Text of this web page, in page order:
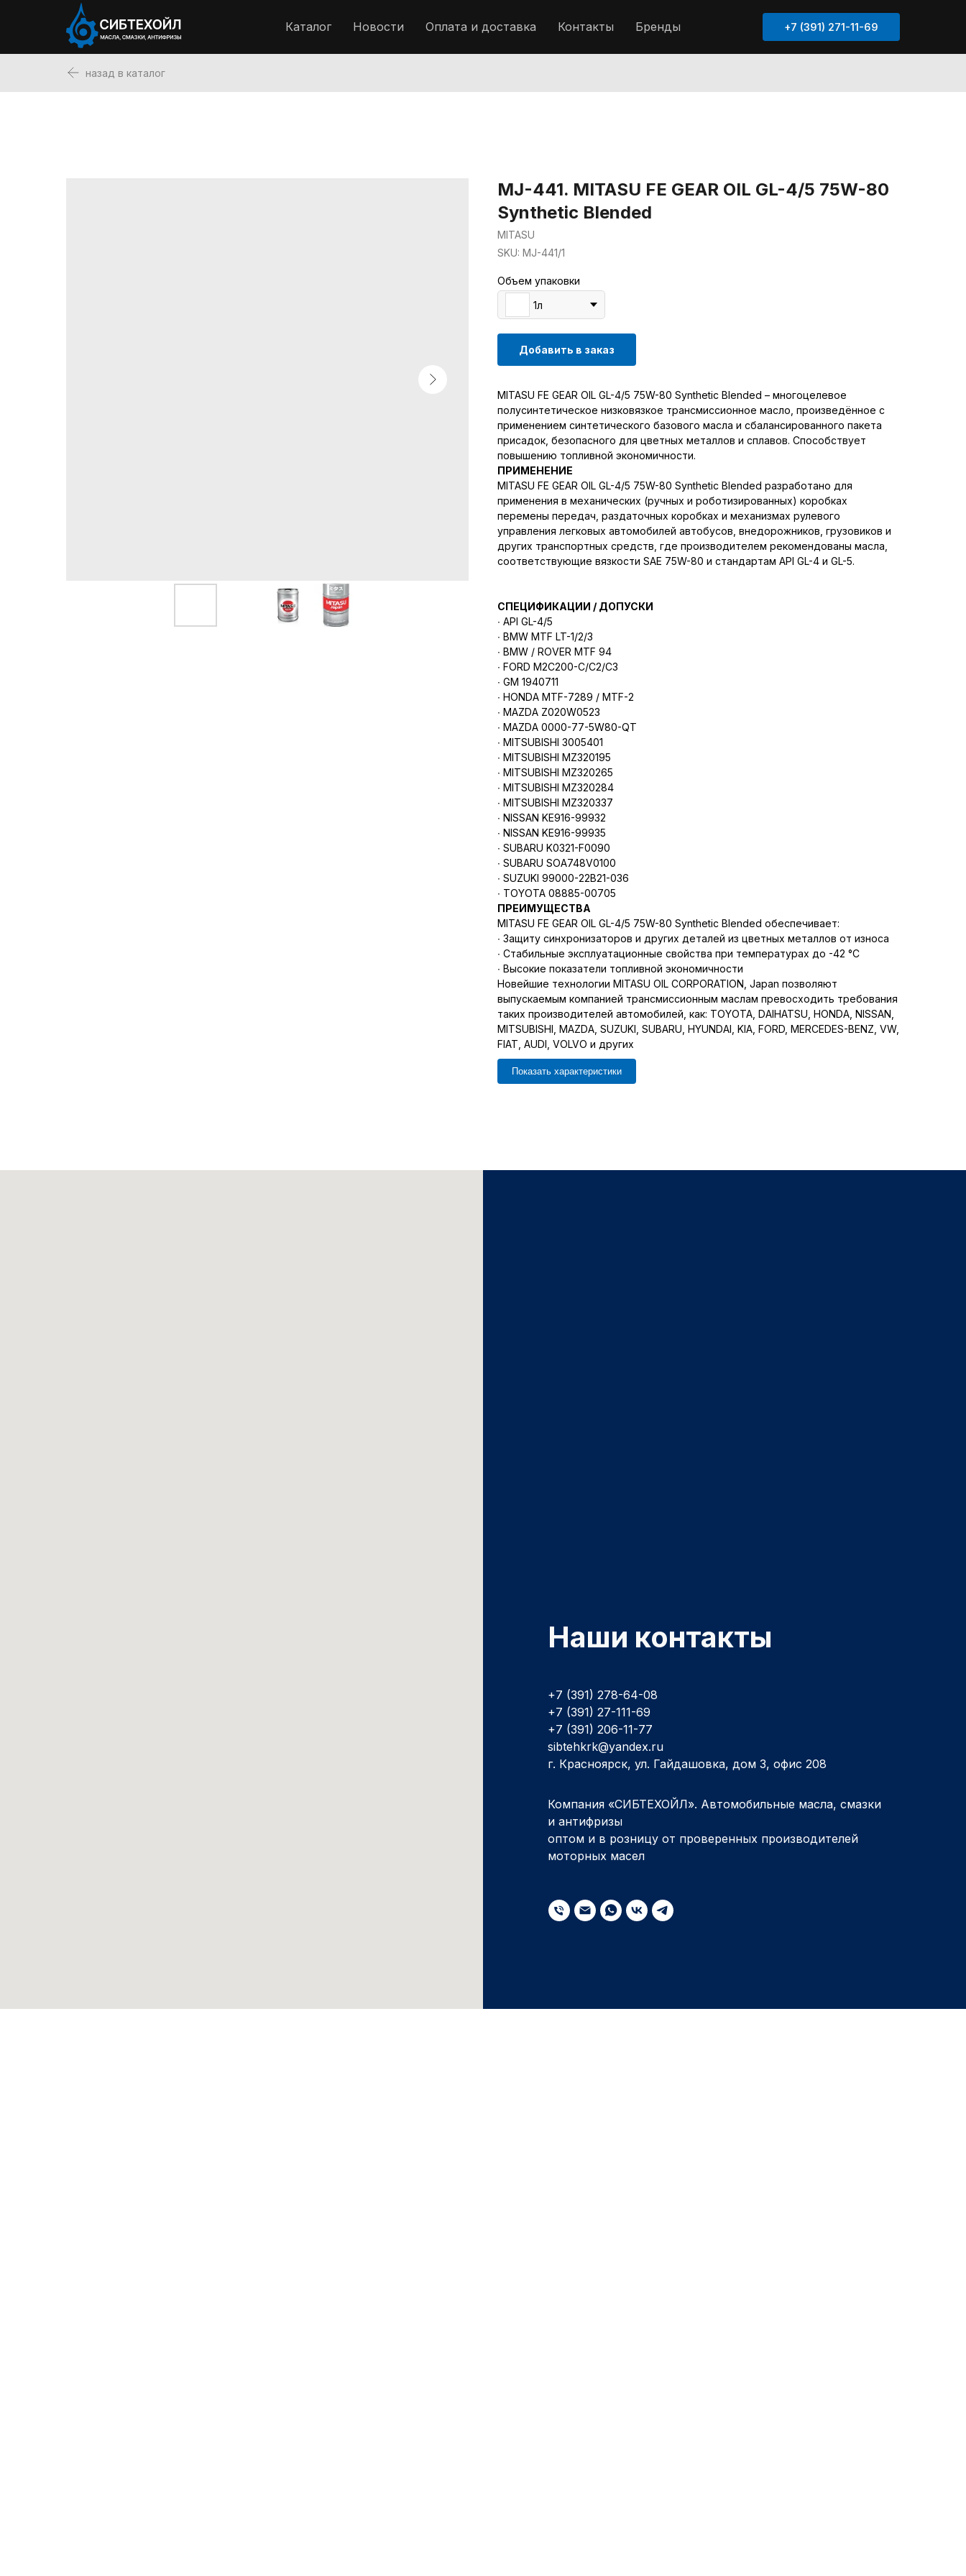
Каталог Новости Оплата и доставка Контакты Бренды +7 (391) 271-11-69
назад в каталог
MJ-441. MITASU FE GEAR OIL GL-4/5 75W-80
Synthetic Blended
MITASU
SKU: MJ-441/1
Объем упаковки
1л
Добавить в заказ
MITASU FE GEAR OIL GL-4/5 75W-80 Synthetic Blended – многоцелевое
полусинтетическое низковязкое трансмиссионное масло, произведённое с
применением синтетического базового масла и сбалансированного пакета
присадок, безопасного для цветных металлов и сплавов. Способствует
повышению топливной экономичности.
ПРИМЕНЕНИЕ
MITASU FE GEAR OIL GL-4/5 75W-80 Synthetic Blended разработано для
применения в механических (ручных и роботизированных) коробках
перемены передач, раздаточных коробках и механизмах рулевого
управления легковых автомобилей автобусов, внедорожников, грузовиков и
других транспортных средств, где производителем рекомендованы масла,
соответствующие вязкости SAE 75W-80 и стандартам API GL-4 и GL-5.
СПЕЦИФИКАЦИИ / ДОПУСКИ
∙ API GL-4/5
∙ BMW MTF LT-1/2/3
∙ BMW / ROVER MTF 94
∙ FORD M2C200-C/C2/C3
∙ GM 1940711
∙ HONDA MTF-7289 / MTF-2
∙ MAZDA Z020W0523
∙ MAZDA 0000-77-5W80-QT
∙ MITSUBISHI 3005401
∙ MITSUBISHI MZ320195
∙ MITSUBISHI MZ320265
∙ MITSUBISHI MZ320284
∙ MITSUBISHI MZ320337
∙ NISSAN KE916-99932
∙ NISSAN KE916-99935
∙ SUBARU K0321-F0090
∙ SUBARU SOA748V0100
∙ SUZUKI 99000-22B21-036
∙ TOYOTA 08885-00705
ПРЕИМУЩЕСТВА
MITASU FE GEAR OIL GL-4/5 75W-80 Synthetic Blended обеспечивает:
∙ Защиту синхронизаторов и других деталей из цветных металлов от износа
∙ Стабильные эксплуатационные свойства при температурах до -42 °C
∙ Высокие показатели топливной экономичности
Новейшие технологии MITASU OIL CORPORATION, Japan позволяют
выпускаемым компанией трансмиссионным маслам превосходить требования
таких производителей автомобилей, как: TOYOTA, DAIHATSU, HONDA, NISSAN,
MITSUBISHI, MAZDA, SUZUKI, SUBARU, HYUNDAI, KIA, FORD, MERCEDES-BENZ, VW,
FIAT, AUDI, VOLVO и других
Показать характеристики
Наши контакты
+7 (391) 278-64-08
+7 (391) 27-111-69
+7 (391) 206-11-77
sibtehkrk@yandex.ru
г. Красноярск, ул. Гайдашовка, дом 3, офис 208
Компания «СИБТЕХОЙЛ». Автомобильные масла, смазки
и антифризы
оптом и в розницу от проверенных производителей
моторных масел